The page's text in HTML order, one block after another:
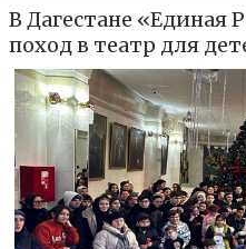
В Дагестане «Единая
поход в театр для